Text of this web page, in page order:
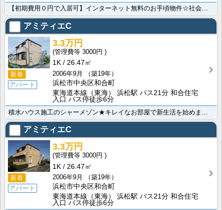
【初期費用０円で入居可】インターネット無料のお手頃物件☆社会人さん、学生さんに人気のお部屋です。もち･･･
アミティエC
新着
アパート
3.3万円
3000円
1K
26.47㎡
2006年9月
（築19年）
浜松市中央区和合町
東海道本線（東海） 浜松駅 バス21分 和合住宅
入口 バス停徒歩6分
アミティエC
新着
アパート
3.3万円
3000円
1K
26.47㎡
2006年9月
（築19年）
浜松市中央区和合町
東海道本線（東海） 浜松駅 バス21分 和合住宅
入口 バス停徒歩6分